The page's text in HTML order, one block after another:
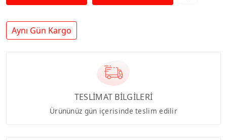
Aynı Gün Kargo
TESLİMAT BİLGİLERİ
Ürününüz gün içerisinde teslim edilir